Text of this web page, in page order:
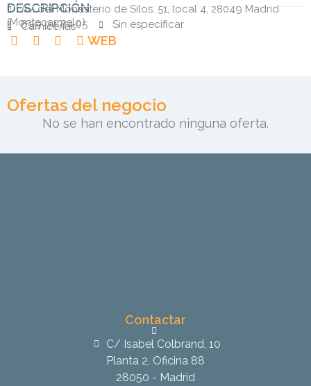
DESCRIPCIÓN
Av. del Monasterio de Silos, 51, local 4, 28049 Madrid
(Montecarmelo)
699 94 84 05 Sin especificar
Carnicerías
WEB
Ofertas del negocio
No se han encontrado ninguna oferta.
Contactar
C/ Isabel Colbrand, 10
Planta 2, Oficina 88
28050 - Madrid